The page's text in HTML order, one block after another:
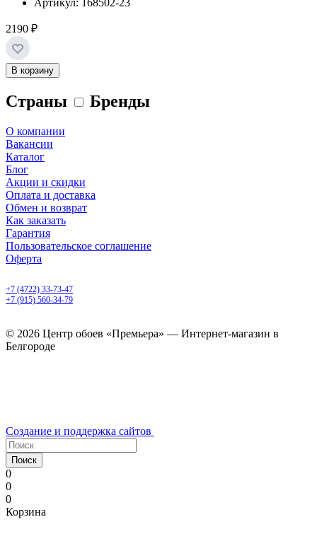
Артикул: 168502-23
2190 ₽
В корзину
Страны Бренды
О компании
Вакансии
Каталог
Блог
Акции и скидки
Оплата и доставка
Обмен и возврат
Как заказать
Гарантия
Пользовательское соглашение
Оферта
+7 (4722) 33-73-47
+7 (915) 560-34-79
© 2026 Центр обоев «Премьера» — Интернет-магазин в
Белгороде
Создание и поддержка сайтов
Поиск
0
0
0
Корзина